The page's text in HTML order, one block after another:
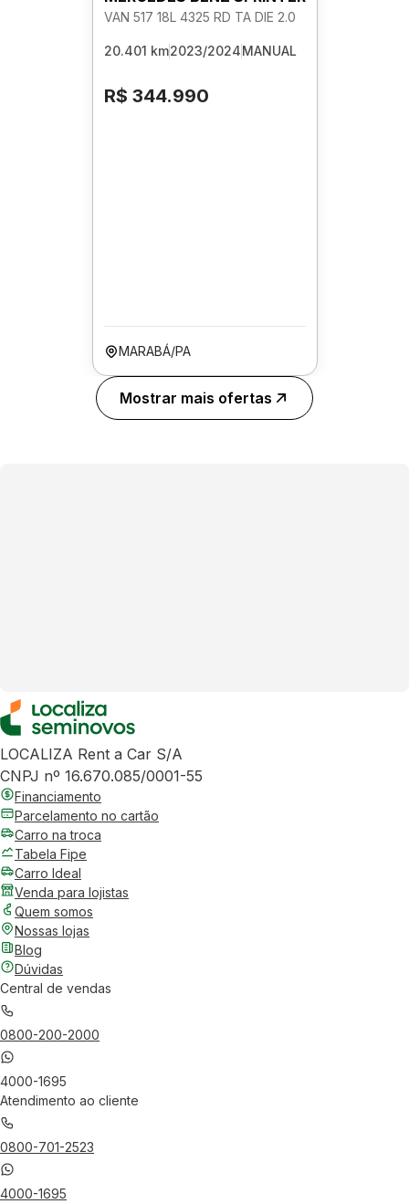
VAN 517 18L 4325 RD TA DIE 2.0
20.401 km2023/2024MANUAL
R$ 344.990
MARABÁ/PA
Mostrar mais ofertas
LOCALIZA Rent a Car S/A
CNPJ nº 16.670.085/0001-55
Financiamento
Parcelamento no cartão
Carro na troca
Tabela Fipe
Carro Ideal
Venda para lojistas
Quem somos
Nossas lojas
Blog
Dúvidas
Central de vendas
0800-200-2000
4000-1695
Atendimento ao cliente
0800-701-2523
4000-1695